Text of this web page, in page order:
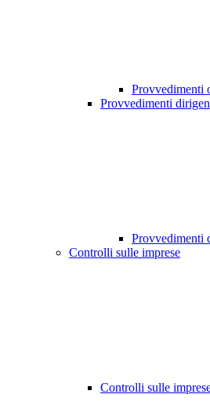
Provvedimenti
Provvedimenti
Provvedimenti
Controlli sulle imprese
Controlli sulle